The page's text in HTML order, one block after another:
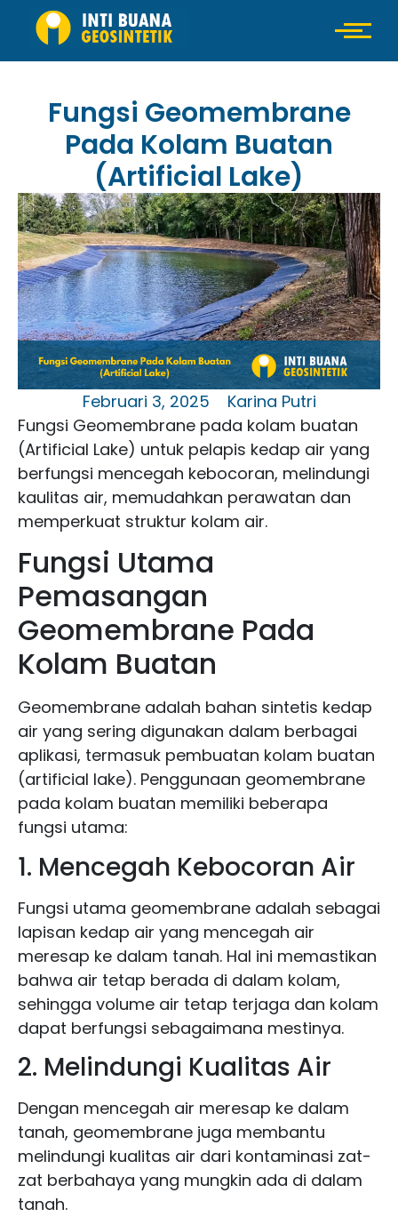
Fungsi Geomembrane
Pada Kolam Buatan
(Artificial Lake)
Februari 3, 2025
Karina Putri
Fungsi Geomembrane pada kolam buatan
(Artificial Lake) untuk pelapis kedap air yang
berfungsi mencegah kebocoran, melindungi
kaulitas air, memudahkan perawatan dan
memperkuat struktur kolam air.
Fungsi Utama
Pemasangan
Geomembrane Pada
Kolam Buatan
Geomembrane adalah bahan sintetis kedap
air yang sering digunakan dalam berbagai
aplikasi, termasuk pembuatan kolam buatan
(artificial lake). Penggunaan geomembrane
pada kolam buatan memiliki beberapa
fungsi utama:
1. Mencegah Kebocoran Air
Fungsi utama geomembrane adalah sebagai
lapisan kedap air yang mencegah air
meresap ke dalam tanah. Hal ini memastikan
bahwa air tetap berada di dalam kolam,
sehingga volume air tetap terjaga dan kolam
dapat berfungsi sebagaimana mestinya.
2. Melindungi Kualitas Air
Dengan mencegah air meresap ke dalam
tanah, geomembrane juga membantu
melindungi kualitas air dari kontaminasi zat-
zat berbahaya yang mungkin ada di dalam
tanah.